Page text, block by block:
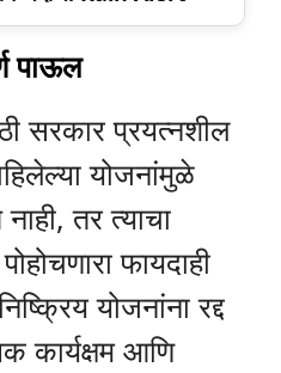
पाऊल
सरकार प्रयत्नशील
योजनांमुळे
तर त्याचा
फायदाही
योजनांना रद्द
कार्यक्षम आणि